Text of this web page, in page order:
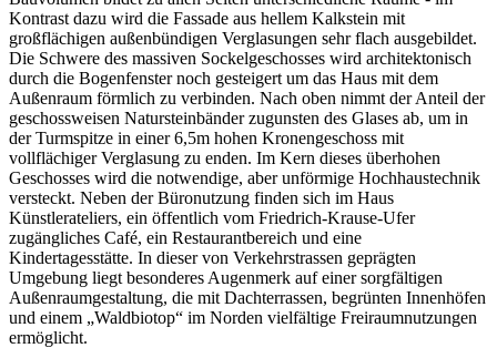
Kontrast dazu wird die Fassade aus hellem Kalkstein mit
großflächigen außenbündigen Verglasungen sehr flach ausgebildet.
Die Schwere des massiven Sockelgeschosses wird architektonisch
durch die Bogenfenster noch gesteigert um das Haus mit dem
Außenraum förmlich zu verbinden. Nach oben nimmt der Anteil der
geschossweisen Natursteinbänder zugunsten des Glases ab, um in
der Turmspitze in einer 6,5m hohen Kronengeschoss mit
vollflächiger Verglasung zu enden. Im Kern dieses überhohen
Geschosses wird die notwendige, aber unförmige Hochhaustechnik
versteckt. Neben der Büronutzung finden sich im Haus
Künstlerateliers, ein öffentlich vom Friedrich-Krause-Ufer
zugängliches Café, ein Restaurantbereich und eine
Kindertagesstätte. In dieser von Verkehrstrassen geprägten
Umgebung liegt besonderes Augenmerk auf einer sorgfältigen
Außenraumgestaltung, die mit Dachterrassen, begrünten Innenhöfen
und einem „Waldbiotop“ im Norden vielfältige Freiraumnutzungen
ermöglicht.